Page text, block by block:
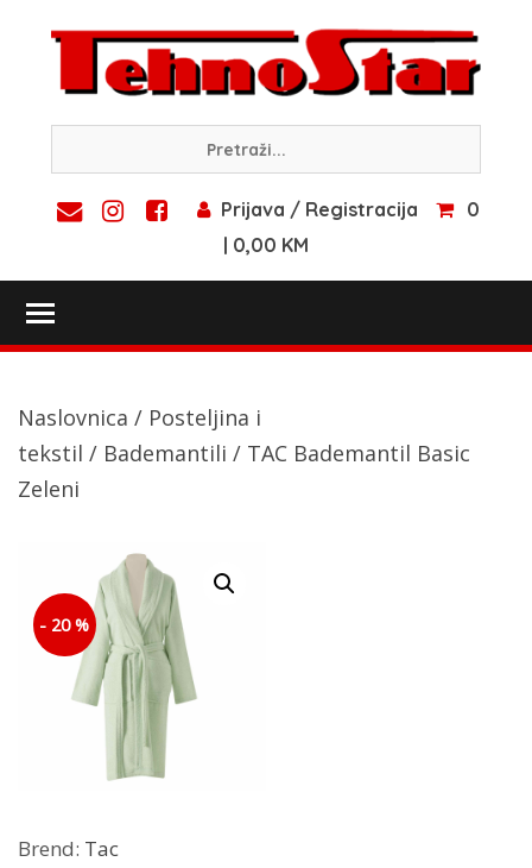
content
Prijava / Registracija
0
| 0,00 KM
Naslovnica / Posteljina i
tekstil / Bademantili / TAC Bademantil Basic
Zeleni
- 20 %
Brend: Tac